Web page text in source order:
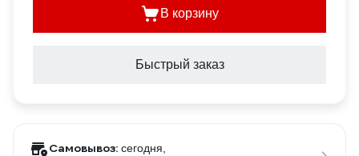
В корзину
Быстрый заказ
Самовывоз: сегодня,